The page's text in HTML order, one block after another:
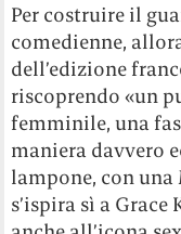
Per costruire il
comedienne,
dell’edizione
riscoprendo «un
femminile, una
maniera davvero
lampone, con una
s’ispira sì a